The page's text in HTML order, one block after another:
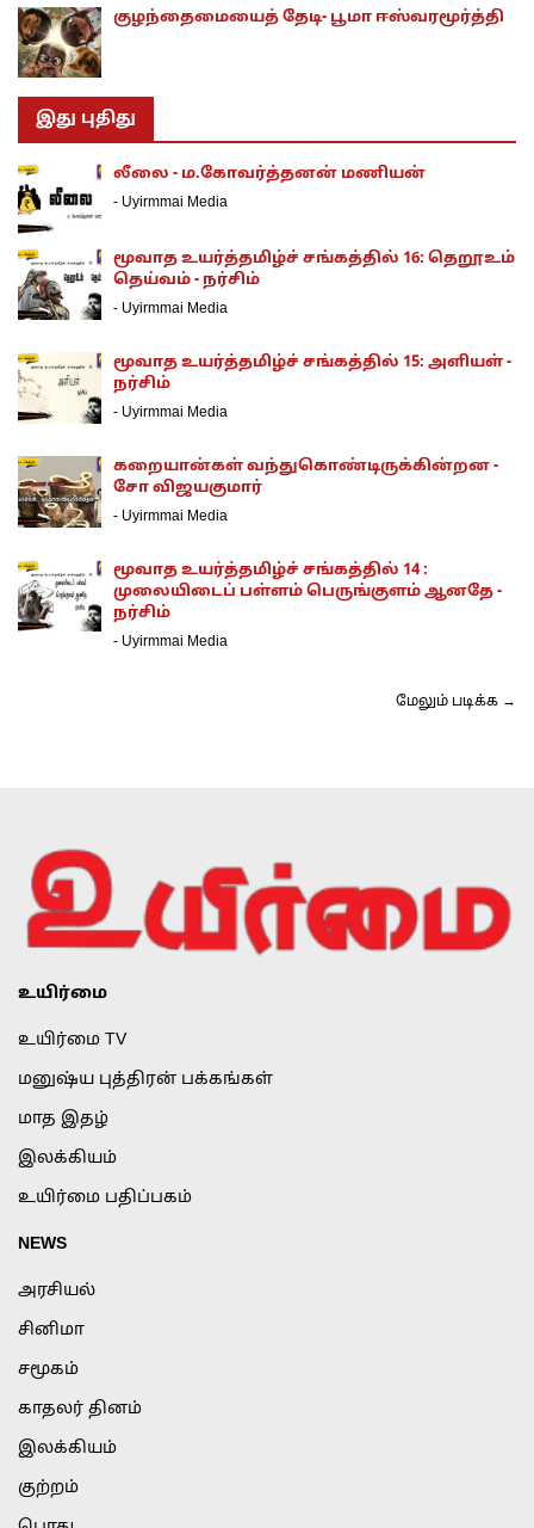
குழந்தைமையைத் தேடி- பூமா ஈஸ்வரமூர்த்தி
இது புதிது
லீலை - ம.கோவர்த்தனன் மணியன்
- Uyirmmai Media
மூவாத உயர்த்தமிழ்ச் சங்கத்தில் 16: தெறூஉம்
தெய்வம் - நர்சிம்
- Uyirmmai Media
மூவாத உயர்த்தமிழ்ச் சங்கத்தில் 15: அளியள் -
நர்சிம்
- Uyirmmai Media
கறையான்கள் வந்துகொண்டிருக்கின்றன -
சோ விஜயகுமார்
- Uyirmmai Media
மூவாத உயர்த்தமிழ்ச் சங்கத்தில் 14 :
முலையிடைப் பள்ளம் பெருங்குளம் ஆனதே -
நர்சிம்
- Uyirmmai Media
மேலும் படிக்க →
உயிர்மை
உயிர்மை TV
மனுஷ்ய புத்திரன் பக்கங்கள்
மாத இதழ்
இலக்கியம்
உயிர்மை பதிப்பகம்
NEWS
அரசியல்
சினிமா
சமூகம்
காதலர் தினம்
இலக்கியம்
குற்றம்